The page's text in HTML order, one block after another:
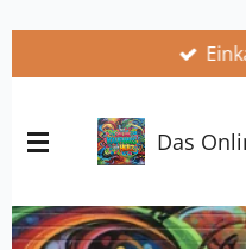
springen
Das